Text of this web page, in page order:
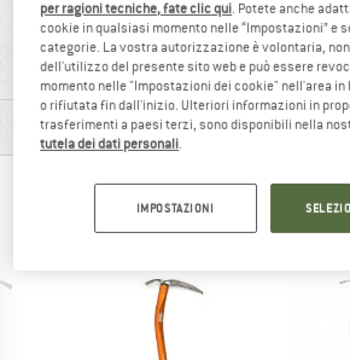
100%
raccomandare
INFORMAZIONI SUI MATERIALI E
LE PERSONE CHE HANNO
ACQUISTATO
per ragioni tecniche, fate clic qui. Potete anche
cookie in qualsiasi momento nelle “Impostazioni” e
categorie. La vostra autorizzazione è volontaria,
dell'utilizzo del presente sito web e può essere
momento nelle "Impostazioni dei cookie" nell'area
o rifiutata fin dall'inizio. Ulteriori informazioni in
trasferimenti a paesi terzi, sono disponibili nella
tutela dei dati personali.
IMPOSTAZIONI